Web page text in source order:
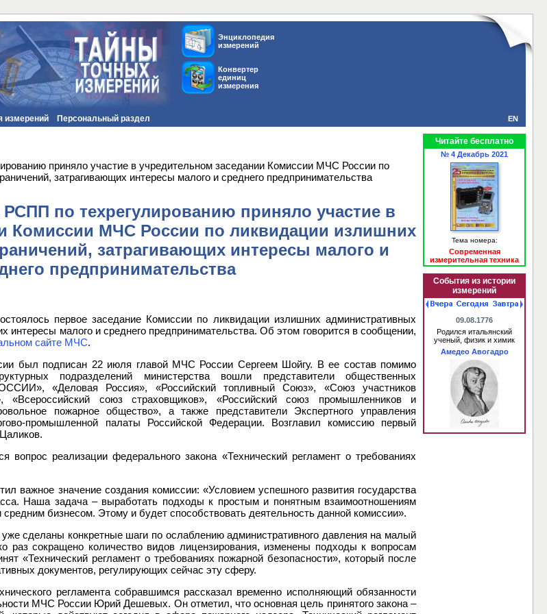
Энциклопедия
измерений
Конвертер
единиц
измерения
измерений Персональный раздел EN
приняло участие в учредительном заседании Комиссии МЧС России по
затрагивающих интересы малого и среднего предпринимательства
по техрегулированию приняло участие в
Комиссии МЧС России по ликвидации излишних
затрагивающих интересы малого и
предпринимательства
первое заседание Комиссии по ликвидации излишних административных
интересы малого и среднего предпринимательства. Об этом говорится в сообщении,
сайте МЧС.
был подписан 22 июля главой МЧС России Сергеем Шойгу. В ее состав помимо
подразделений министерства вошли представители общественных
«Деловая Россия», «Российский топливный Союз», «Союз участников
«Всероссийский союз страховщиков», «Российский союз промышленников и
пожарное общество», а также представители Экспертного управления
промышленной палаты Российской Федерации. Возглавил комиссию первый
реализации федерального закона «Технический регламент о требованиях
важное значение создания комиссии: «Условием успешного развития государства
Наша задача – выработать подходы к простым и понятным взаимоотношениям
бизнесом. Этому и будет способствовать деятельность данной комиссии».
сделаны конкретные шаги по ослаблению административного давления на малый
раз сокращено количество видов лицензирования, изменены подходы к вопросам
«Технический регламент о требованиях пожарной безопасности», который после
документов, регулирующих сейчас эту сферу.
регламента собравшимся рассказал временно исполняющий обязанности
МЧС России Юрий Дешевых. Он отметил, что основная цель принятого закона –
Читайте бесплатно
№ 4 Декабрь 2021
Тема номера:
Современная
измерительная техника
События из истории
измерений
09.08.1776
Родился итальянский
ученый, физик и химик
Амедео Авогадро